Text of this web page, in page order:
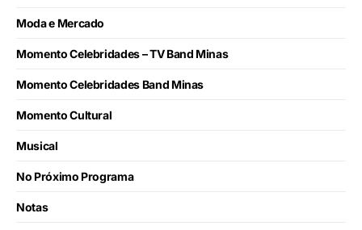
Moda e Mercado
Momento Celebridades – TV Band Minas
Momento Celebridades Band Minas
Momento Cultural
Musical
No Próximo Programa
Notas